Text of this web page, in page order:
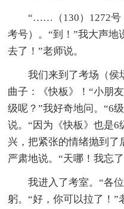
“……（130）1272号
考号）。“到！”我大声地
去了！”老师说。
我们来到了考场（侯
曲子：《快板》！“小朋
级呢？”我好奇地问。“6
说。“因为《快板》也是6
兴，把紧张的情绪抛到了
严肃地说。“天哪！我忘
我进入了考室。“各
躬。“好，你可以拉了！